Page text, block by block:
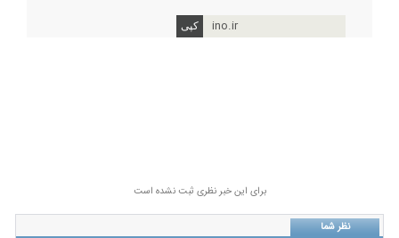
ino.ir
برای این خبر نظری ثبت نشده است
نظر شما